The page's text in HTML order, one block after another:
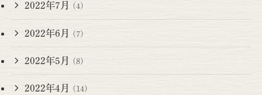
2022年7月 (4)
2022年6月 (7)
2022年5月 (8)
2022年4月 (14)